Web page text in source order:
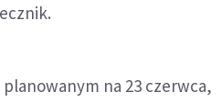
na 23 czerwca,